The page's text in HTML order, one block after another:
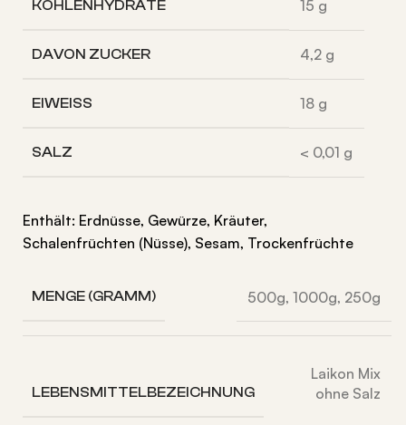
KOHLENHYDRATE 15 g
DAVON ZUCKER 4,2 g
EIWEISS 18 g
SALZ < 0,01 g
Enthält: Erdnüsse, Gewürze, Kräuter,
Schalenfrüchten (Nüsse), Sesam, Trockenfrüchte
MENGE (GRAMM) 500g, 1000g, 250g
LEBENSMITTELBEZEICHNUNG
Laikon Mix
ohne Salz